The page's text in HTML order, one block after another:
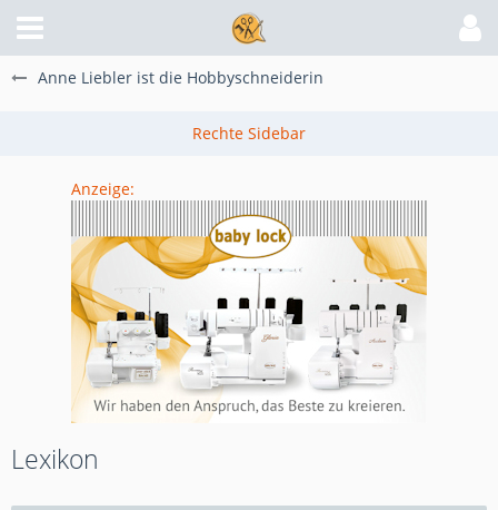
Anne Liebler ist die Hobbyschneiderin
Anzeige:
Lexikon